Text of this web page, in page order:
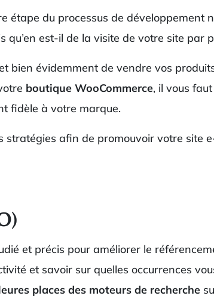
étape du processus de développement
est-il de la visite de votre site par
bien évidemment de vendre vos
boutique WooCommerce, il vous
fidèle à votre marque.
afin de promouvoir votre site
et précis pour améliorer le
et savoir sur quelles occurrences
places des moteurs de recherche